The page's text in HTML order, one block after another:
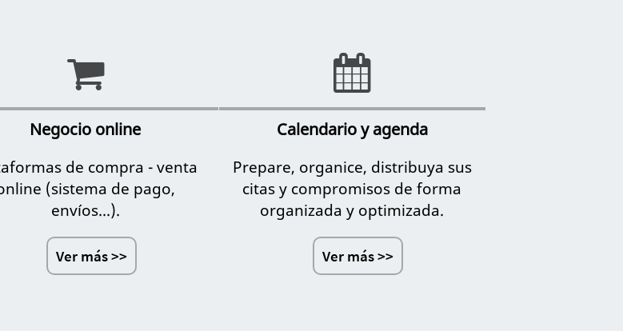
Negocio online
de compra - venta
(sistema de pago,
envíos...).
Ver más >>
Calendario y agenda
Prepare, organice, distribuya sus
citas y compromisos de forma
organizada y optimizada.
Ver más >>